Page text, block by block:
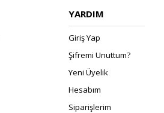
YARDIM
Giriş Yap
Şifremi Unuttum?
Yeni Üyelik
Hesabım
Siparişlerim